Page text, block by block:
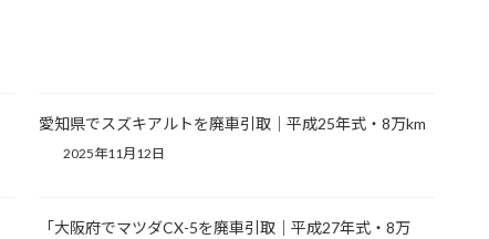
愛知県でスズキアルトを廃車引取｜平成25年式・8万km
2025年11月12日
「大阪府でマツダCX-5を廃車引取｜平成27年式・8万